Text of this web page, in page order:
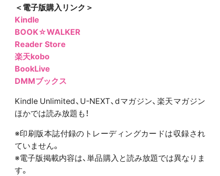
＜電子版購入リンク＞
Kindle
BOOK☆WALKER
Reader Store
楽天kobo
BookLive
DMMブックス
Kindle Unlimited、U-NEXT、dマガジン、楽天マガジン
ほかでは読み放題も！
※印刷版本誌付録のトレーディングカードは収録され
ていません。
※電子版掲載内容は、単品購入と読み放題では異なりま
す。